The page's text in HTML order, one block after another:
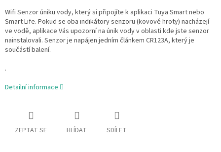
Wifi Senzor úniku vody, který si připojíte k aplikaci Tuya Smart nebo
Smart Life. Pokud se oba indikátory senzoru (kovové hroty) nacházejí
ve vodě, aplikace Vás upozorní na únik vody v oblasti kde jste senzor
nainstalovali. Senzor je napájen jedním článkem CR123A, který je
součástí balení.
.
Detailní informace
ZEPTAT SE HLÍDAT SDÍLET